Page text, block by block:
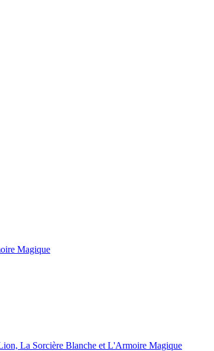
Magique
La Sorcière Blanche et L'Armoire Magique